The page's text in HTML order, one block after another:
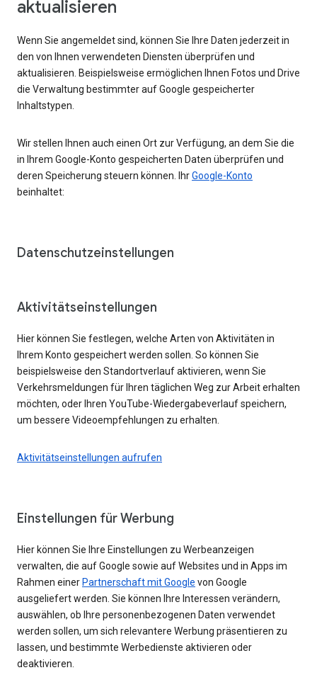
aktualisieren
Wenn Sie angemeldet sind, können Sie Ihre Daten jederzeit in
den von Ihnen verwendeten Diensten überprüfen und
aktualisieren. Beispielsweise ermöglichen Ihnen Fotos und Drive
die Verwaltung bestimmter auf Google gespeicherter
Inhaltstypen.
Wir stellen Ihnen auch einen Ort zur Verfügung, an dem Sie die
in Ihrem Google-Konto gespeicherten Daten überprüfen und
deren Speicherung steuern können. IhrGoogle-Konto
beinhaltet:
Datenschutzeinstellungen
Aktivitätseinstellungen
Hier können Sie festlegen, welche Arten von Aktivitäten in
Ihrem Konto gespeichert werden sollen. So können Sie
beispielsweise den Standortverlauf aktivieren, wenn Sie
Verkehrsmeldungen für Ihren täglichen Weg zur Arbeit erhalten
möchten, oder Ihren YouTube-Wiedergabeverlauf speichern,
um bessere Videoempfehlungen zu erhalten.
Aktivitätseinstellungen aufrufen
Einstellungen für Werbung
Hier können Sie Ihre Einstellungen zu Werbeanzeigen
verwalten, die auf Google sowie auf Websites und in Apps im
Rahmen einer Partnerschaft mit Google von Google
ausgeliefert werden. Sie können Ihre Interessen verändern,
auswählen, ob Ihre personenbezogenen Daten verwendet
werden sollen, um sich relevantere Werbung präsentieren zu
lassen, und bestimmte Werbedienste aktivieren oder
deaktivieren.